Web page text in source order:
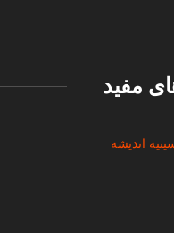
مفید
اندیشه